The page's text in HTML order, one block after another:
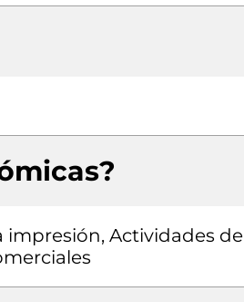
impresión, Actividades de